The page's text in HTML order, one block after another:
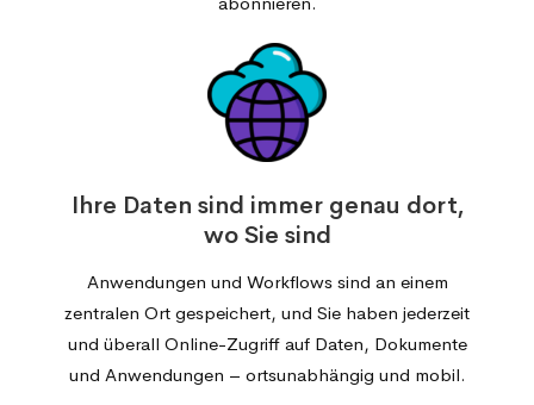
Ihre Daten sind immer genau dort,
wo Sie sind
Anwendungen und Workflows sind an einem
zentralen Ort gespeichert, und Sie haben jederzeit
und überall Online-Zugriff auf Daten, Dokumente
und Anwendungen – ortsunabhängig und mobil.